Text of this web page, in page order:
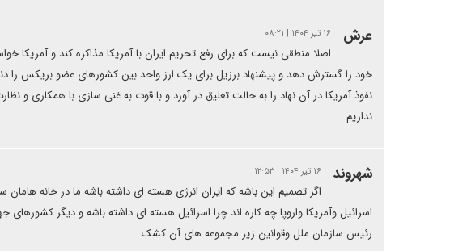
عرش ۱۶ تیر ۱۴۰۴ | ۰۸:۲۱
اصلا منطقی نیست که برای رفع تحریم ایران با آمریکا مذاکره کند و آمریکا
خود را گسترش دهد و پیشنهاد برزیل برای یک ارز واحد بین کشورهای عضو بریکس را
نفوذ آمریکا در آن نهاد را به حالت تعلیق در آورد و با قوت به غنی سازی با همکاری و
نداریم.
شهروند ۱۶ تیر ۱۴۰۴ | ۱۲:۵۳
اگر تصمیم این باشه که ایران انرژی هسته ای داشته باشه ما در خانه
اسرائیل وآمریکا واروپا چه کاره اند چرا اسرائیل هسته ای داشته باشه و دیگر کشورهای
رئیس سازمان ملل وقوانین زیر مجموعه های آن کشک